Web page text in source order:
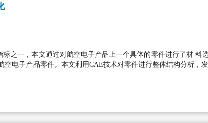
之一，本文通过对航空电子产品上一个具体的零件进行了材
空电子产品零件。本文利用CAE技术对零件进行整体结构分析